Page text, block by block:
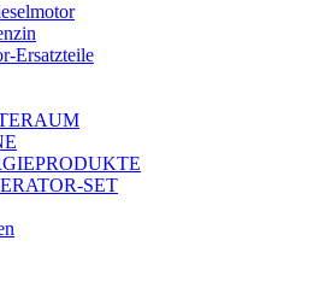
Ersatzteile
SET